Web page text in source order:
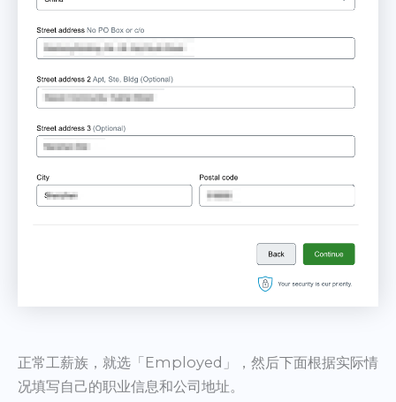
正常工薪族，就选「Employed」，然后下面根据实际情
况填写自己的职业信息和公司地址。